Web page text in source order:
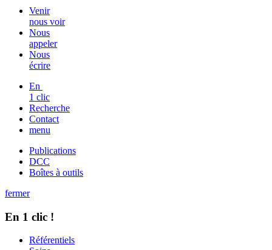
Venir
nous voir
Nous
appeler
Nous
écrire
En
1 clic
Recherche
Contact
menu
Publications
DCC
Boîtes à outils
fermer
En 1 clic !
Référentiels